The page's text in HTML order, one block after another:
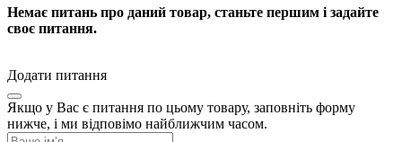
Немає питань про даний товар, станьте першим і задайте
своє питання.
Додати питання
Якщо у Вас є питання по цьому товару, заповніть форму
нижче, і ми відповімо найближчим часом.